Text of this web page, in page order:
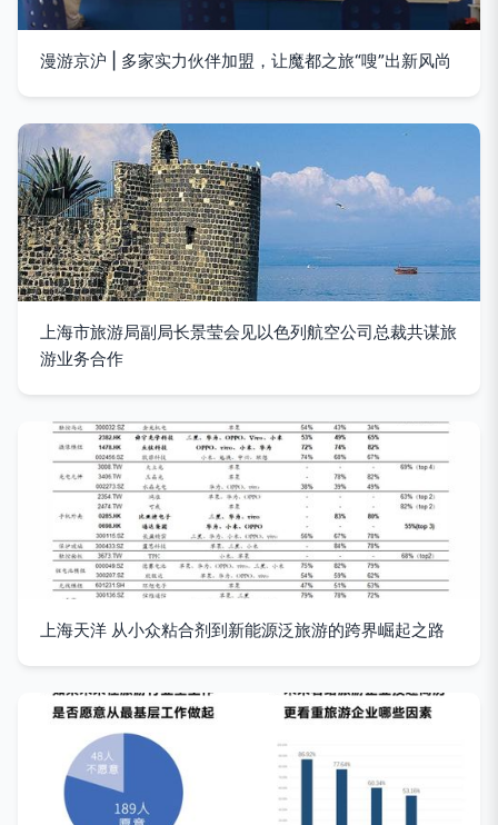
漫游京沪 | 多家实力伙伴加盟，让魔都之旅“嗖”出新风尚
上海市旅游局副局长景莹会见以色列航空公司总裁共谋旅
游业务合作
上海天洋 从小众粘合剂到新能源泛旅游的跨界崛起之路